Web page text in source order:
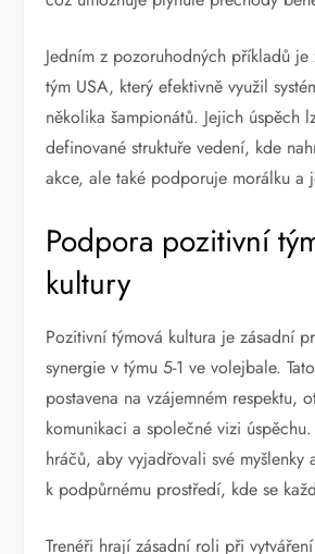
Jedním z pozoruhodných příkladů je
tým USA, který efektivně využil
několika šampionátů. Jejich úspěch
definované struktuře vedení, kde
akce, ale také podporuje morálku a
Podpora pozitivní
kultury
Pozitivní týmová kultura je zásadní
synergie v týmu 5-1 ve volejbale.
postavena na vzájemném respektu,
komunikaci a společné vizi
hráčů, aby vyjadřovali své myšlenky
k podpůrnému prostředí, kde se
Trenéři hrají zásadní roli při